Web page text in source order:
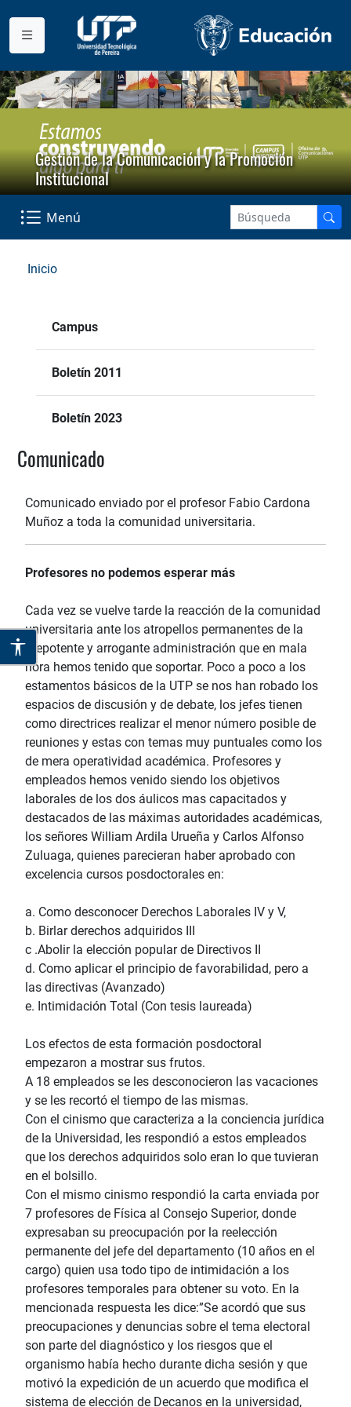
Gestión de la Comunicación y la Promoción
Institucional
Menú
Inicio
Campus
Boletín 2011
Boletín 2023
Comunicado
Comunicado enviado por el profesor Fabio Cardona
Muñoz a toda la comunidad universitaria.
Profesores no podemos esperar más
Cada vez se vuelve tarde la reacción de la comunidad
universitaria ante los atropellos permanentes de la
prepotente y arrogante administración que en mala
hora hemos tenido que soportar. Poco a poco a los
estamentos básicos de la UTP se nos han robado los
espacios de discusión y de debate, los jefes tienen
como directrices realizar el menor número posible de
reuniones y estas con temas muy puntuales como los
de mera operatividad académica. Profesores y
empleados hemos venido siendo los objetivos
laborales de los dos áulicos mas capacitados y
destacados de las máximas autoridades académicas,
los señores William Ardila Urueña y Carlos Alfonso
Zuluaga, quienes parecieran haber aprobado con
excelencia cursos posdoctorales en:
a. Como desconocer Derechos Laborales IV y V,
b. Birlar derechos adquiridos III
c .Abolir la elección popular de Directivos II
d. Como aplicar el principio de favorabilidad, pero a
las directivas (Avanzado)
e. Intimidación Total (Con tesis laureada)
Los efectos de esta formación posdoctoral
empezaron a mostrar sus frutos.
A 18 empleados se les desconocieron las vacaciones
y se les recortó el tiempo de las mismas.
Con el cinismo que caracteriza a la conciencia jurídica
de la Universidad, les respondió a estos empleados
que los derechos adquiridos solo eran lo que tuvieran
en el bolsillo.
Con el mismo cinismo respondió la carta enviada por
7 profesores de Física al Consejo Superior, donde
expresaban su preocupación por la reelección
permanente del jefe del departamento (10 años en el
cargo) quien usa todo tipo de intimidación a los
profesores temporales para obtener su voto. En la
mencionada respuesta les dice:”Se acordó que sus
preocupaciones y denuncias sobre el tema electoral
son parte del diagnóstico y los riesgos que el
organismo había hecho durante dicha sesión y que
motivó la expedición de un acuerdo que modifica el
sistema de elección de Decanos en la universidad,